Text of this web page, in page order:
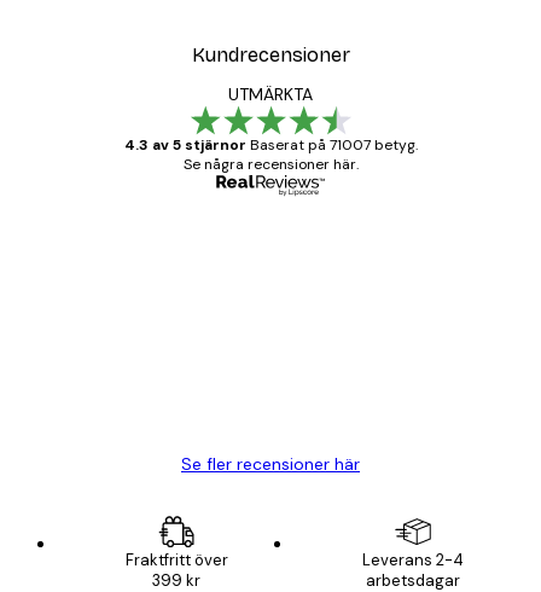
Kundrecensioner
UTMÄRKTA
4.3 av 5 stjärnor Baserat på 71007 betyg.
Se några recensioner här.
Se fler recensioner här
Fraktfritt över
399 kr
Leverans 2-4
arbetsdagar